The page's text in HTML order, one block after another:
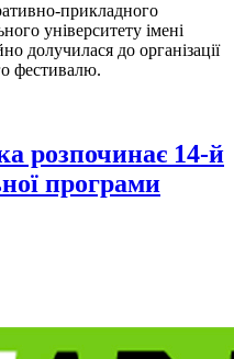
прикладного
університету імені
долучилася до організації
фестивалю.
розпочинає 14-й
програми